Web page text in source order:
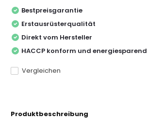
Bestpreisgarantie
Erstausrüsterqualität
Direkt vom Hersteller
HACCP konform und energiesparend
Vergleichen
Produktbeschreibung